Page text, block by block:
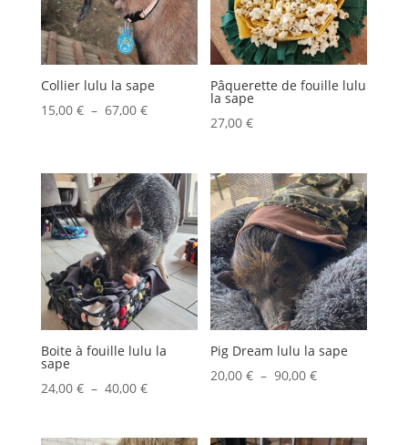
Collier lulu la sape
15,00 € – 67,00 €Plage
15,00 €
à
67,00 €
Pâquerette de fouille lulu
la sape
27,00€
Boite à fouille lulu la
sape
24,00 € – 40,00 €Plage
prix :
Pig Dream lulu la sape
20,00€ – 90,00€Plage